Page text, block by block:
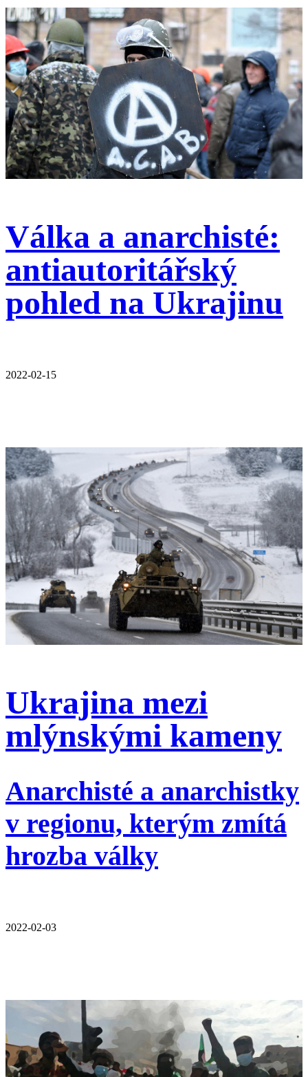
Válka a anarchisté:
antiautoritářský
pohled na Ukrajinu
2022-02-15
Ukrajina mezi
mlýnskými kameny
Anarchisté a anarchistky
v regionu, kterým zmítá
hrozba války
2022-02-03